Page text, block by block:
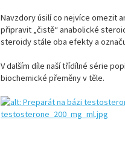
Navzdory úsilí co nejvíce omezit
připravit „čistě“ anabolické
steroidy stále oba efekty a
V dalším díle naší třídílné série
biochemické přeměny v těle.